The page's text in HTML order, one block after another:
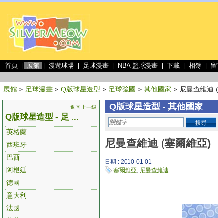
首頁 展館 漫遊球場 足球漫畫 NBA 籃球漫畫 下載 相簿
展館 > 足球漫畫 > Q版球星造型 > 足球強國 > 其他國家 > 尼曼查維迪
返回上一級
Q版球星造型 - 足 ...
英格蘭
西班牙
巴西
阿根廷
德國
意大利
法國
Q版球星造型 - 其他國家
搜尋
尼曼查維迪 (塞爾維亞)
日期 : 2010-01-01
塞爾維亞, 尼曼查維迪